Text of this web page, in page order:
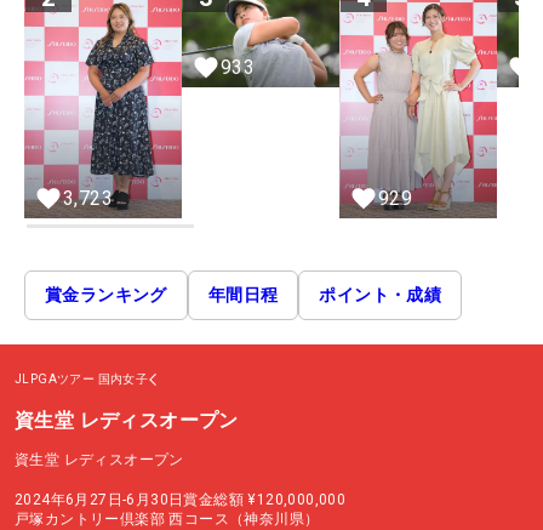
3,723
933
929
賞金ランキング 年間日程 ポイント・成績
JLPGAツアー 国内女子
資生堂 レディスオープン
資生堂 レディスオープン
2024年6月27日-6月30日賞金総額 ¥120,000,000
戸塚カントリー倶楽部 西コース（神奈川県）